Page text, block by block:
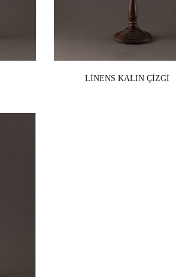
LİNENS KALIN ÇİZGİ